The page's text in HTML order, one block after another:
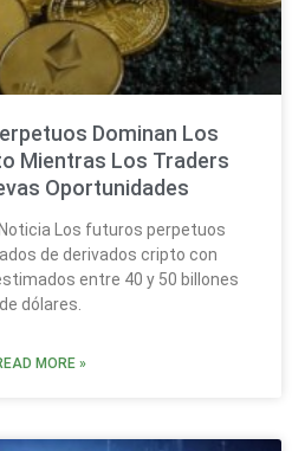
Dominan Los
Mientras Los Traders
Oportunidades
Los futuros perpetuos
de derivados cripto con
entre 40 y 50 billones
de dólares.
MORE »